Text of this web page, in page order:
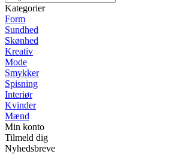
Kategorier
Form
Sundhed
Skønhed
Kreativ
Mode
Smykker
Spisning
Interiør
Kvinder
Mænd
Min konto
Tilmeld dig
Nyhedsbreve